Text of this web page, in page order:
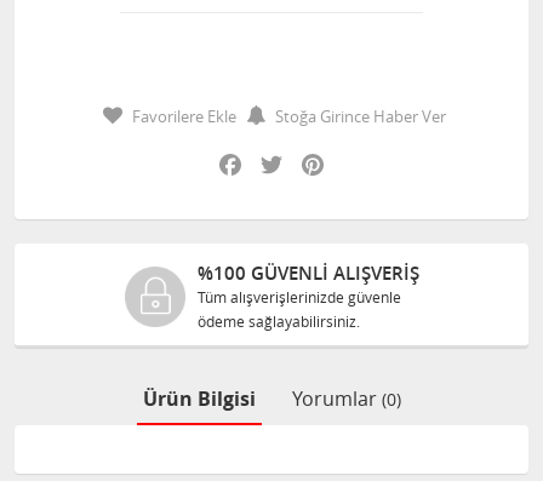
Favorilere Ekle
Stoğa Girince Haber Ver
Facebook
Twitter
%100 GÜVENLİ ALIŞVERİŞ
Tüm alışverişlerinizde güvenle
ödeme sağlayabilirsiniz.
Ürün Bilgisi Yorumlar (0)